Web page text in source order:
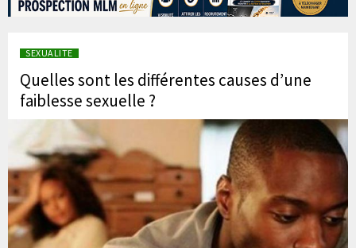
SEXUALITE
Quelles sont les différentes causes d’une
faiblesse sexuelle ?